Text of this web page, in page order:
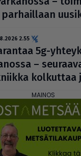
2.55
5g-
–
kolkuttaa